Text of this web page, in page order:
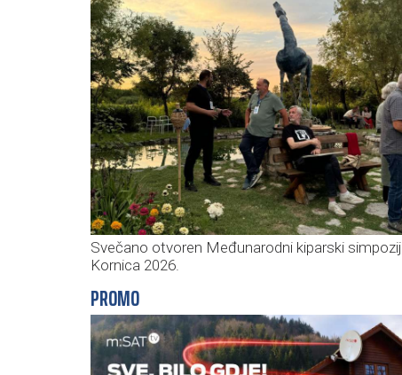
Svečano otvoren Međunarodni kiparski simpozij
Kornica 2026.
PROMO